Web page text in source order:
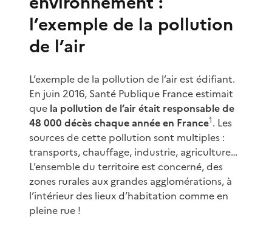
l’exemple de la pollution
de l’air
L’exemple de la pollution de l’air est édifiant.
En juin 2016, Santé Publique France estimait
que la pollution de l’air était responsable de
48 000 décès chaque année en France1. Les
sources de cette pollution sont multiples :
transports, chauffage, industrie, agriculture…
L’ensemble du territoire est concerné, des
zones rurales aux grandes agglomérations, à
l’intérieur des lieux d’habitation comme en
pleine rue !